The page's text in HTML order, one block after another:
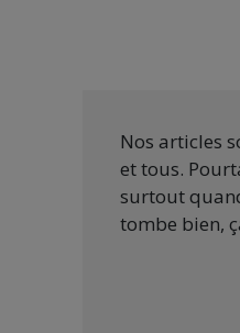
Nos articles
et tous.
surtout
tombe bien,